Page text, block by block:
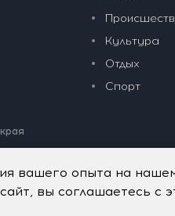
Культура
Отдых
Спорт
вашего опыта на
вы соглашаетесь с